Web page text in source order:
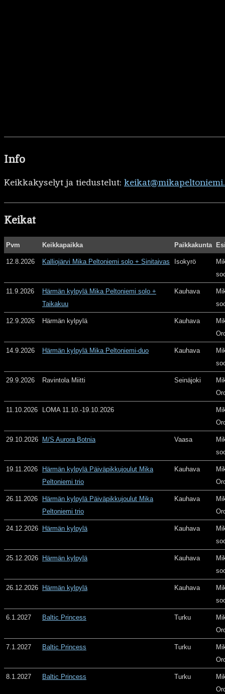
Info
Keikkakyselyt ja tiedustelut:
Keikat
Pvm Keikkapaikka Paikkakunta
12.8.2026 Kalliojärvi Mika Peltoniemi solo + Sinitaivas Isokyrö
11.9.2026
Härmän kylpylä Mika Peltoniemi solo +
Taikakuu
Kauhava
12.9.2026 Härmän kylpylä Kauhava
14.9.2026 Härmän kylpylä Mika Peltoniemi-duo Kauhava
29.9.2026 Ravintola Miitti Seinäjoki
11.10.2026 LOMA 11.10.-19.10.2026
29.10.2026 M/S Aurora Botnia Vaasa
19.11.2026
Härmän kylpylä Päiväpikkujoulut Mika
Peltoniemi trio
Kauhava
26.11.2026
Härmän kylpylä Päiväpikkujoulut Mika
Peltoniemi trio
Kauhava
24.12.2026 Härmän kylpylä Kauhava
25.12.2026 Härmän kylpylä Kauhava
26.12.2026 Härmän kylpylä Kauhava
6.1.2027 Baltic Princess Turku
7.1.2027 Baltic Princess Turku
8.1.2027 Baltic Princess Turku